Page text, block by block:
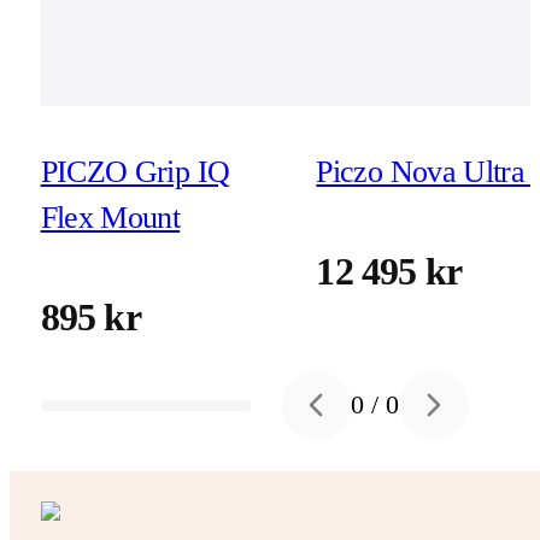
PICZO Grip IQ
Flex Mount
895 kr
Piczo Nova Ultra
12 495 kr
Previous slide
0 /0 Next slide